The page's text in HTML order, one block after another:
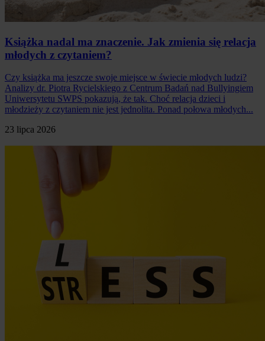
Książka nadal ma znaczenie. Jak zmienia się relacja
młodych z czytaniem?
Czy książka ma jeszcze swoje miejsce w świecie młodych ludzi?
Analizy dr. Piotra Rycielskiego z Centrum Badań nad Bullyingiem
Uniwersytetu SWPS pokazują, że tak. Choć relacja dzieci i
młodzieży z czytaniem nie jest jednolita. Ponad połowa młodych...
23 lipca 2026